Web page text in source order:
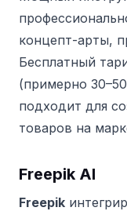
концепт-арты,
Бесплатный
(примерно
подходит для
товаров на
Freepik AI
Freepik